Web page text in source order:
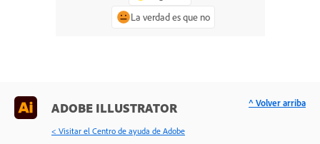
La verdad es que no
ADOBE ILLUSTRATOR
< Visitar el Centro de ayuda de Adobe
^ Volver arriba